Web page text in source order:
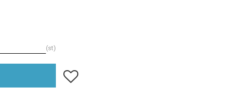
st
Lägg till i favoriter